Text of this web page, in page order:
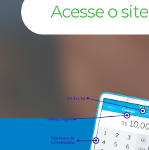
Acesse o site